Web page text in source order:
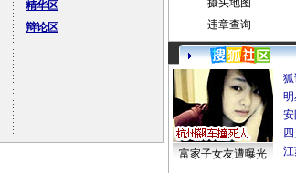
精华区
辩论区
摄头地图
违章查询
富家子女友遭曝光